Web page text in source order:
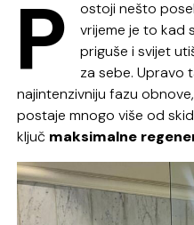
P
ostoji nešto
vrijeme je to kad
priguše i svijet
za sebe. Upravo
najintenzivniju fazu
postaje mnogo više od
ključ maksimalne